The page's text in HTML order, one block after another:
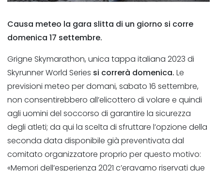
Causa meteo la gara slitta di un giorno si corre
domenica 17 settembre.
Grigne Skymarathon, unica tappa italiana 2023 di
Skyrunner World Series si correrà domenica. Le
previsioni meteo per domani, sabato 16 settembre,
non consentirebbero all’elicottero di volare e quindi
agli uomini del soccorso di garantire la sicurezza
degli atleti; da qui la scelta di sfruttare l’opzione della
seconda data disponibile già preventivata dal
comitato organizzatore proprio per questo motivo:
«Memori dell’esperienza 2021 c’eravamo riservati due